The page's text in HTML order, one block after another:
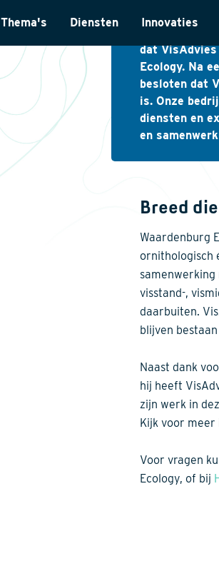
Thema's
Biodiversiteit
Energietransitie
Natuurinclusief Ontwerp
Klimaatadaptatie
Natuurherstel
Diensten
Monitoring & Inventarisatie
Laboratoriumanalyses
Landschapsarchitectuur
Internationaal
Innovaties
Met groot
dat VisAdvies
Ecology. Na
besloten dat
is. Onze
diensten en
en
Breed
Waardenburg
ornithologisch
samenwerking
visstand-,
daarbuiten.
blijven
Naast dank
hij heeft
zijn werk in
Kijk voor
Voor vragen
Ecology, of bij